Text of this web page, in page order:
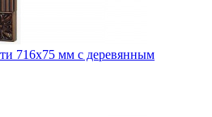
716х75 мм с деревянным